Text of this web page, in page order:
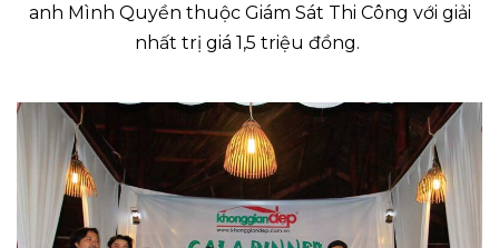
anh Mình Quyền thuộc Giám Sát Thi Công với giải
nhất trị giá 1,5 triệu đồng.